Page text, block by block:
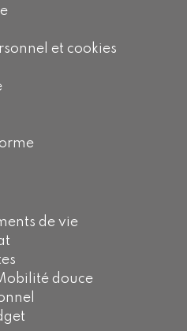
et cookies
de vie
douce